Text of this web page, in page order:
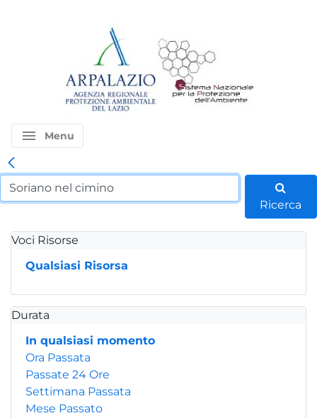
menu Menu
Ricerca
Voci Risorse
Qualsiasi Risorsa
Durata
In qualsiasi momento
Ora Passata
Passate 24 Ore
Settimana Passata
Mese Passato